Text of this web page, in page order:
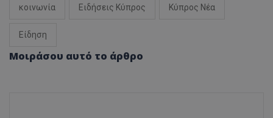
κοινωνία Ειδήσεις Κύπρος Κύπρος Νέα
Είδηση
Μοιράσου αυτό το άρθρο